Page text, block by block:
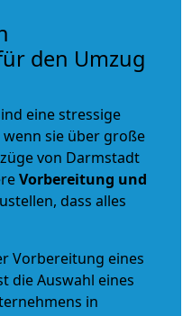
den Umzug
eine stressige
sie über große
von Darmstadt
Vorbereitung und
dass alles
Vorbereitung eines
die Auswahl eines
in